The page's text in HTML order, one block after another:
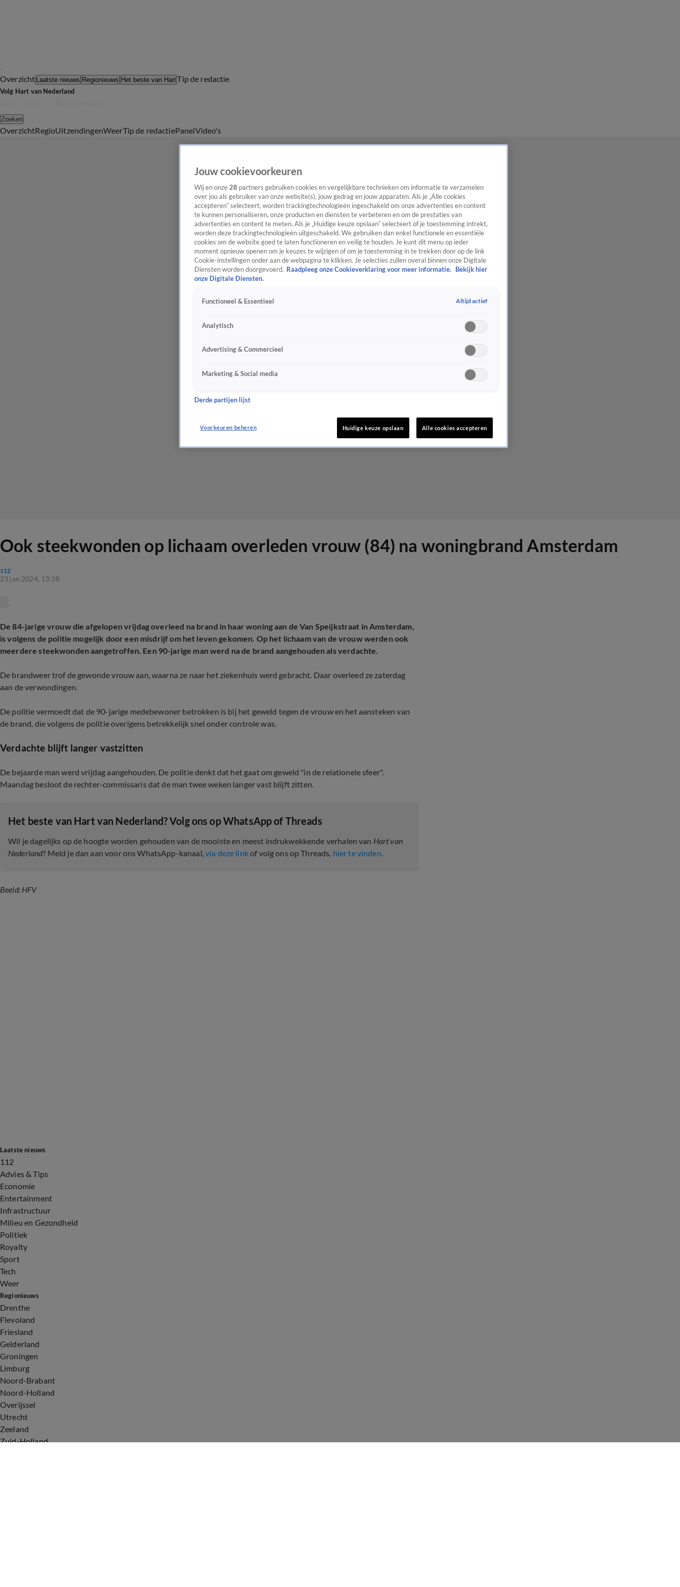
Overzicht Laatste nieuws Regionieuws Het beste van HartTip de redactie
Volg Hart van Nederland
Zoeken
OverzichtRegioUitzendingenWeerTip de redactiePanelVideo's
Ook steekwonden op lichaam overleden vrouw (84) na woningbrand Amsterdam
112
23 jan 2024, 13:38
De 84-jarige vrouw die afgelopen vrijdag overleed na brand in haar woning aan de Van Speijkstraat in Amsterdam,
is volgens de politie mogelijk door een misdrijf om het leven gekomen. Op het lichaam van de vrouw werden ook
meerdere steekwonden aangetroffen. Een 90-jarige man werd na de brand aangehouden als verdachte.
De brandweer trof de gewonde vrouw aan, waarna ze naar het ziekenhuis werd gebracht. Daar overleed ze zaterdag
aan de verwondingen.
De politie vermoedt dat de 90-jarige medebewoner betrokken is bij het geweld tegen de vrouw en het aansteken van
de brand, die volgens de politie overigens betrekkelijk snel onder controle was.
Verdachte blijft langer vastzitten
De bejaarde man werd vrijdag aangehouden. De politie denkt dat het gaat om geweld "in de relationele sfeer".
Maandag besloot de rechter-commissaris dat de man twee weken langer vast blijft zitten.
Het beste van Hart van Nederland? Volg ons op WhatsApp of Threads
Wil je dagelijks op de hoogte worden gehouden van de mooiste en meest indrukwekkende verhalen van Hart van
Nederland? Meld je dan aan voor ons WhatsApp-kanaal,via deze linkof volg ons op Threads, hier te vinden.
Beeld: HFV
Laatste nieuws
112
Advies & Tips
Economie
Entertainment
Infrastructuur
Milieu en Gezondheid
Politiek
Royalty
Sport
Tech
Weer
Regionieuws
Drenthe
Flevoland
Friesland
Gelderland
Groningen
Limburg
Noord-Brabant
Noord-Holland
Overijssel
Utrecht
Zeeland
Zuid-Holland
Jouw cookievoorkeuren
Wij en onze 28 partners gebruiken cookies en vergelijkbare technieken om informatie te verzamelen
over jou als gebruiker van onze website(s), jouw gedrag en jouw apparaten. Als je „Alle cookies
accepteren” selecteert, worden trackingtechnologieën ingeschakeld om onze advertenties en content
te kunnen personaliseren, onze producten en diensten te verbeteren en om de prestaties van
advertenties en content te meten. Als je „Huidige keuze opslaan” selecteert of je toestemming intrekt,
worden deze trackingtechnologieën uitgeschakeld. We gebruiken dan enkel functionele en essentiële
cookies om de website goed te laten functioneren en veilig te houden. Je kunt dit menu op ieder
moment opnieuw openen om je keuzes te wijzigen of om je toestemming in te trekken door op de link
Cookie-instellingen onder aan de webpagina te klikken. Je selecties zullen overal binnen onze Digitale
Diensten worden doorgevoerd. Raadpleeg onze Cookieverklaring voor meer informatie.
Bekijk hier
onze Digitale Diensten.
Functioneel & Essentieel Altijd actief
Analytisch
Advertising & Commercieel
Marketing & Social media
Derde partijen lijst
Voorkeuren beheren Huidige keuze opslaan Alle cookies accepteren